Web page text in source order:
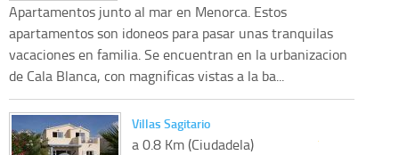
Apartamentos junto al mar en Menorca. Estos
apartamentos son idoneos para pasar unas tranquilas
vacaciones en familia. Se encuentran en la urbanizacion
de Cala Blanca, con magnificas vistas a la ba...
Villas Sagitario
a 0.8 Km (Ciudadela)